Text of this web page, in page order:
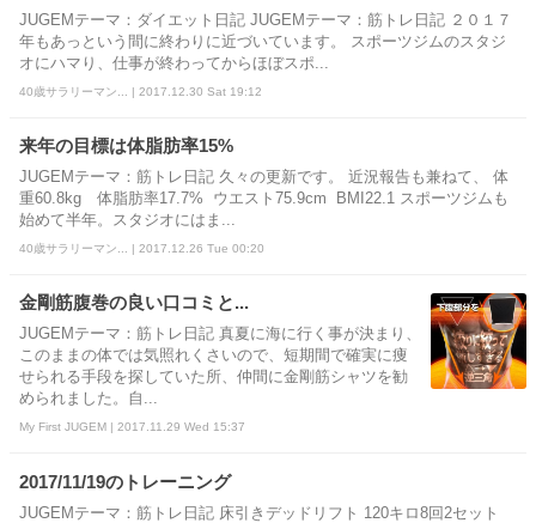
JUGEMテーマ：ダイエット日記 JUGEMテーマ：筋トレ日記 ２０１７
年もあっという間に終わりに近づいています。 スポーツジムのスタジ
オにハマり、仕事が終わってからほぼスポ...
40歳サラリーマン... | 2017.12.30 Sat 19:12
来年の目標は体脂肪率15%
JUGEMテーマ：筋トレ日記 久々の更新です。 近況報告も兼ねて、 体
重60.8kg 体脂肪率17.7% ウエスト75.9cm BMI22.1 スポーツジムも
始めて半年。スタジオにはま...
40歳サラリーマン... | 2017.12.26 Tue 00:20
金剛筋腹巻の良い口コミと...
JUGEMテーマ：筋トレ日記 真夏に海に行く事が決まり、
このままの体では気照れくさいので、短期間で確実に痩
せられる手段を探していた所、仲間に金剛筋シャツを勧
められました。自...
My First JUGEM | 2017.11.29 Wed 15:37
2017/11/19のトレーニング
JUGEMテーマ：筋トレ日記 床引きデッドリフト 120キロ8回2セット